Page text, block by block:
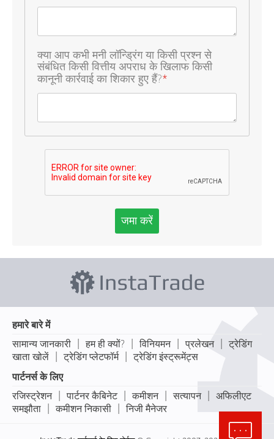
क्या आप कभी मनी लॉन्ड्रिंग या किसी प्रश्न से
संबंधित किसी वित्तीय अपराध के खिलाफ किसी
कानूनी कार्रवाई का शिकार हुए हैं?*
जमा करें
हमारे बारे में
सामान्य जानकारी
हम ही क्यों? विनियमन प्रलेखन
ट्रेडिंग
खाता खोलें
ट्रेडिंग प्लेटफॉर्म
ट्रेडिंग इंस्ट्रूमेंट्स
पार्टनर्स के लिए
रजिस्ट्रेशन
पार्टनर कैबिनेट कमीशन सत्यापन
अफिलीएट
समझौता
कमीशन निकासी निजी मैनेजर